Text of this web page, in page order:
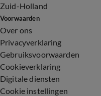
Zuid-Holland
Voorwaarden
Over ons
Privacyverklaring
Gebruiksvoorwaarden
Cookieverklaring
Digitale diensten
Cookie instellingen